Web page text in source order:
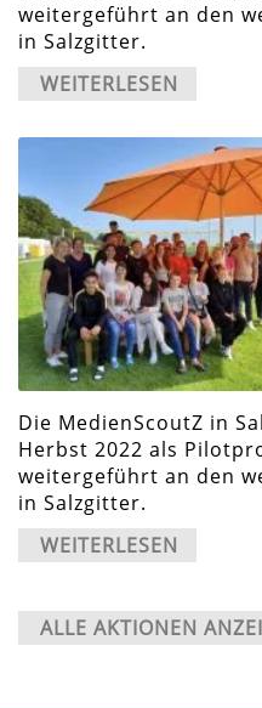
weitergeführt an den
in Salzgitter.
WEITERLESEN
Die MedienScoutZ in
Herbst 2022 als
weitergeführt an den
in Salzgitter.
WEITERLESEN
ALLE AKTIONEN